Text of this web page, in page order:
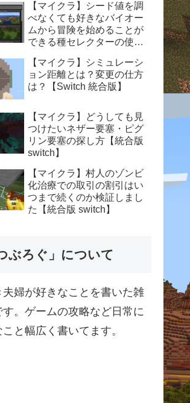
【マイクラ】シード値を調
べなくても好きなバイオー
ムから冒険を始めることが
できる種セレクターの使い
【マイクラ】シミュレーシ
ョン距離とは？変更の仕方
は？【Switch 統合版】
【マイクラ】どうしても見
つけたいネザー要塞・ピグ
リン要塞の探し方【統合版
switch】
【マイクラ】村人のゾンビ
化治療での取引の割引はい
つまで続くのか検証しまし
た【統合版 switch】
ぶろぐ」について
婦が好きなことを書いた雑
。ゲームの攻略など日常に
と幅広く書いてます。